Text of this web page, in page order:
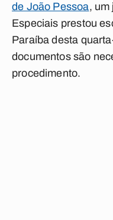
de João Pessoa, um
Especiais prestou
Paraíba desta
documentos são
procedimento.